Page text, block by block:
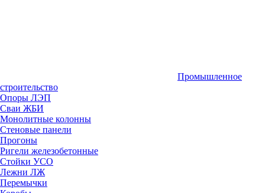
Промышленное
строительство
Опоры ЛЭП
Сваи ЖБИ
Монолитные колонны
Стеновые панели
Прогоны
Ригели железобетонные
Стойки УСО
Лежни ЛЖ
Перемычки